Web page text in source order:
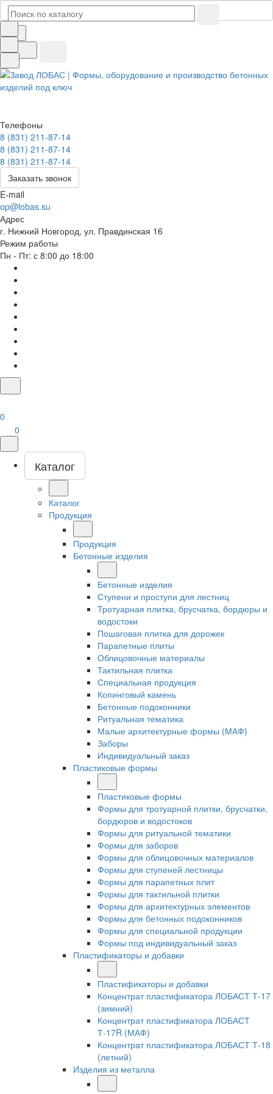
Телефоны
8 (831) 211-87-14
8 (831) 211-87-14
8 (831) 211-87-14
Заказать звонок
E-mail
op@lobas.su
Адрес
г. Нижний Новгород, ул. Правдинская 16
Режим работы
Пн - Пт: с 8:00 до 18:00
0
0
Каталог
Каталог
Продукция
Продукция
Бетонные изделия
Бетонные изделия
Ступени и проступи для лестниц
Тротуарная плитка, брусчатка, бордюры и
водостоки
Пошаговая плитка для дорожек
Парапетные плиты
Облицовочные материалы
Тактильная плитка
Специальная продукция
Копинговый камень
Бетонные подоконники
Ритуальная тематика
Малые архитектурные формы (МАФ)
Заборы
Индивидуальный заказ
Пластиковые формы
Пластиковые формы
Формы для тротуарной плитки, брусчатки,
бордюров и водостоков
Формы для ритуальной тематики
Формы для заборов
Формы для облицовочных материалов
Формы для ступеней лестницы
Формы для парапетных плит
Формы для тактильной плитки
Формы для архитектурных элементов
Формы для бетонных подоконников
Формы для специальной продукции
Формы под индивидуальный заказ
Пластификаторы и добавки
Пластификаторы и добавки
Концентрат пластификатора ЛОБАСТ Т-17
(зимний)
Концентрат пластификатора ЛОБАСТ
Т-17R (МАФ)
Концентрат пластификатора ЛОБАСТ Т-18
(летний)
Изделия из металла